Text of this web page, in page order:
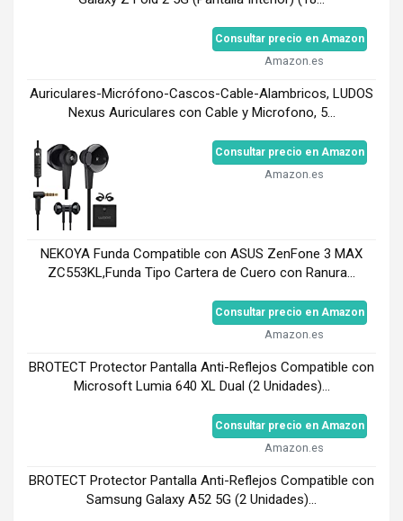
Consultar precio en Amazon
Amazon.es
Auriculares-Micrófono-Cascos-Cable-Alambricos, LUDOS
Nexus Auriculares con Cable y Microfono, 5...
Consultar precio en Amazon
Amazon.es
NEKOYA Funda Compatible con ASUS ZenFone 3 MAX
ZC553KL,Funda Tipo Cartera de Cuero con Ranura...
Consultar precio en Amazon
Amazon.es
BROTECT Protector Pantalla Anti-Reflejos Compatible con
Microsoft Lumia 640 XL Dual (2 Unidades)...
Consultar precio en Amazon
Amazon.es
BROTECT Protector Pantalla Anti-Reflejos Compatible con
Samsung Galaxy A52 5G (2 Unidades)...